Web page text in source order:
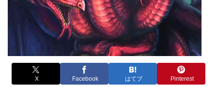
X Facebook はてブ Pinterest